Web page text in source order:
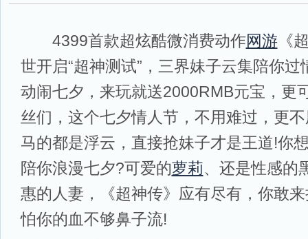
4399首款超炫酷微消费动作网游《
世开启“超神测试”，三界妹子云集陪你
动闹七夕，来玩就送2000RMB元宝，更
丝们，这个七夕情人节，不用难过，更
马的都是浮云，直接抢妹子才是王道!你
陪你浪漫七夕?可爱的萝莉、还是性感的
惠的人妻，《超神传》应有尽有，你敢
怕你的血不够鼻子流!